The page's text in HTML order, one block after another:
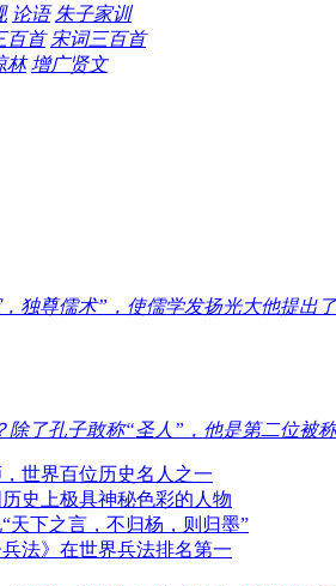
论语 朱子家训
百首 宋词三百首
林 增广贤文
独尊儒术”，使儒学发扬光大他提出
除了孔子敢称“圣人”，他是第二位被
世界百位历史名人之一
史上极具神秘色彩的人物
天下之言，不归杨，则归墨”
法》在世界兵法排名第一